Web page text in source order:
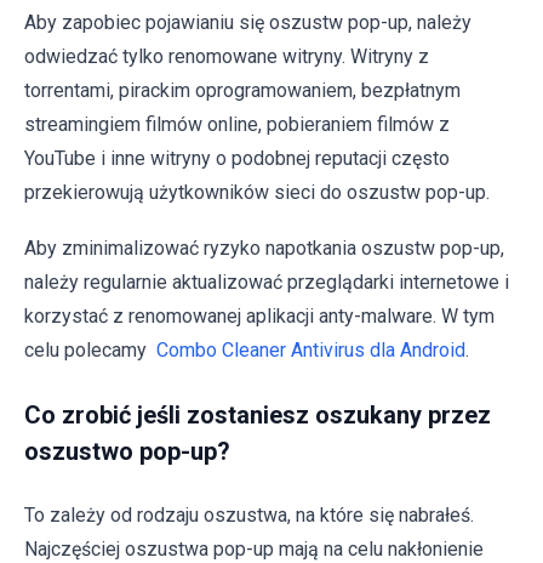
Aby zapobiec pojawianiu się oszustw pop-up, należy
odwiedzać tylko renomowane witryny. Witryny z
torrentami, pirackim oprogramowaniem, bezpłatnym
streamingiem filmów online, pobieraniem filmów z
YouTube i inne witryny o podobnej reputacji często
przekierowują użytkowników sieci do oszustw pop-up.
Aby zminimalizować ryzyko napotkania oszustw pop-up,
należy regularnie aktualizować przeglądarki internetowe i
korzystać z renomowanej aplikacji anty-malware. W tym
celu polecamy Combo Cleaner Antivirus dla Android.
Co zrobić jeśli zostaniesz oszukany przez
oszustwo pop-up?
To zależy od rodzaju oszustwa, na które się nabrałeś.
Najczęściej oszustwa pop-up mają na celu nakłonienie